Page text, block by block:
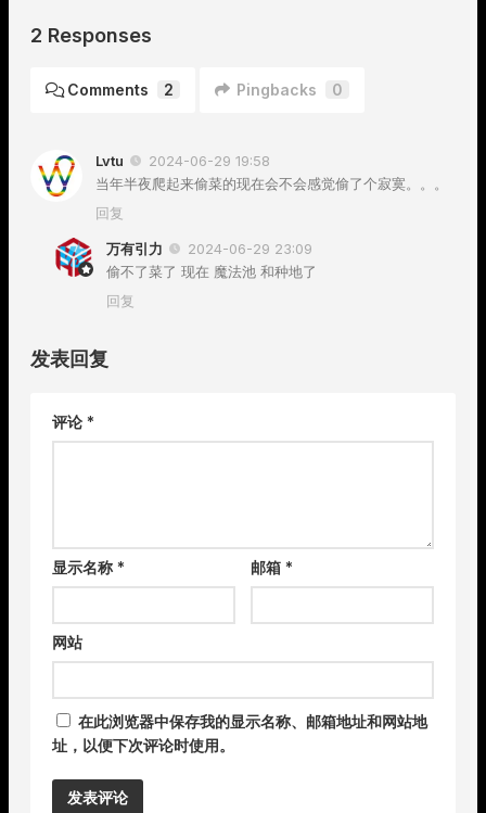
2 Responses
Comments 2 Pingbacks 0
Lvtu
2024-06-29 19:58
当年半夜爬起来偷菜的现在会不会感觉偷了个寂寞。。。
回复
万有引力
2024-06-29 23:09
偷不了菜了 现在 魔法池 和种地了
回复
发表回复
评论 *
显示名称 * 邮箱*
网站
在此浏览器中保存我的显示名称、邮箱地址和网站地
址，以便下次评论时使用。